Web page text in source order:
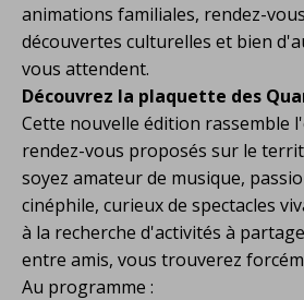
animations familiales, rendez-
découvertes culturelles et bien
vous attendent.
Découvrez la plaquette des
Cette nouvelle édition rassemble
rendez-vous proposés sur le
soyez amateur de musique,
cinéphile, curieux de spectacles
à la recherche d'activités à
entre amis, vous trouverez
Au programme :